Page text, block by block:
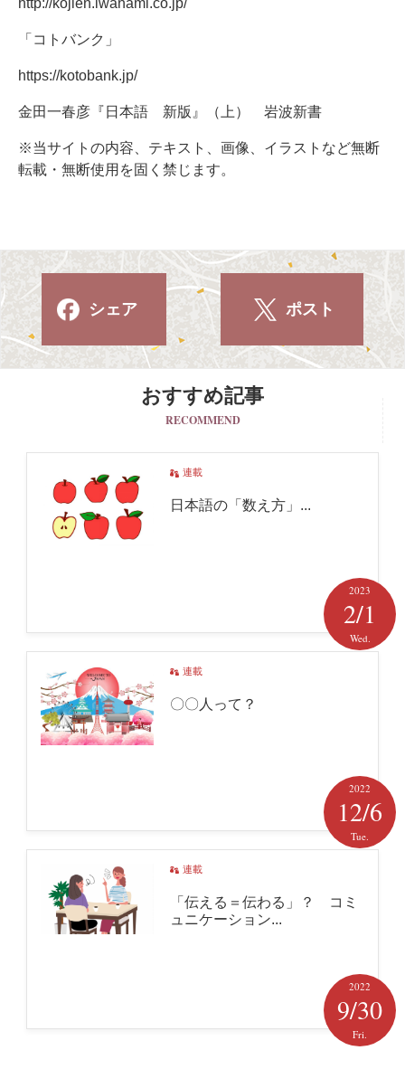
http://kojien.iwanami.co.jp/
「コトバンク」
https://kotobank.jp/
金田一春彦『日本語 新版』（上） 岩波新書
※当サイトの内容、テキスト、画像、イラストなど無断
転載・無断使用を固く禁じます。
シェア ポスト
おすすめ記事
RECOMMEND
連載
日本語の「数え方」...
2023
2/1
Wed.
連載
〇〇人って？
2022
12/6
Tue.
連載
「伝える＝伝わる」？ コミ
ュニケーション...
2022
9/30
Fri.